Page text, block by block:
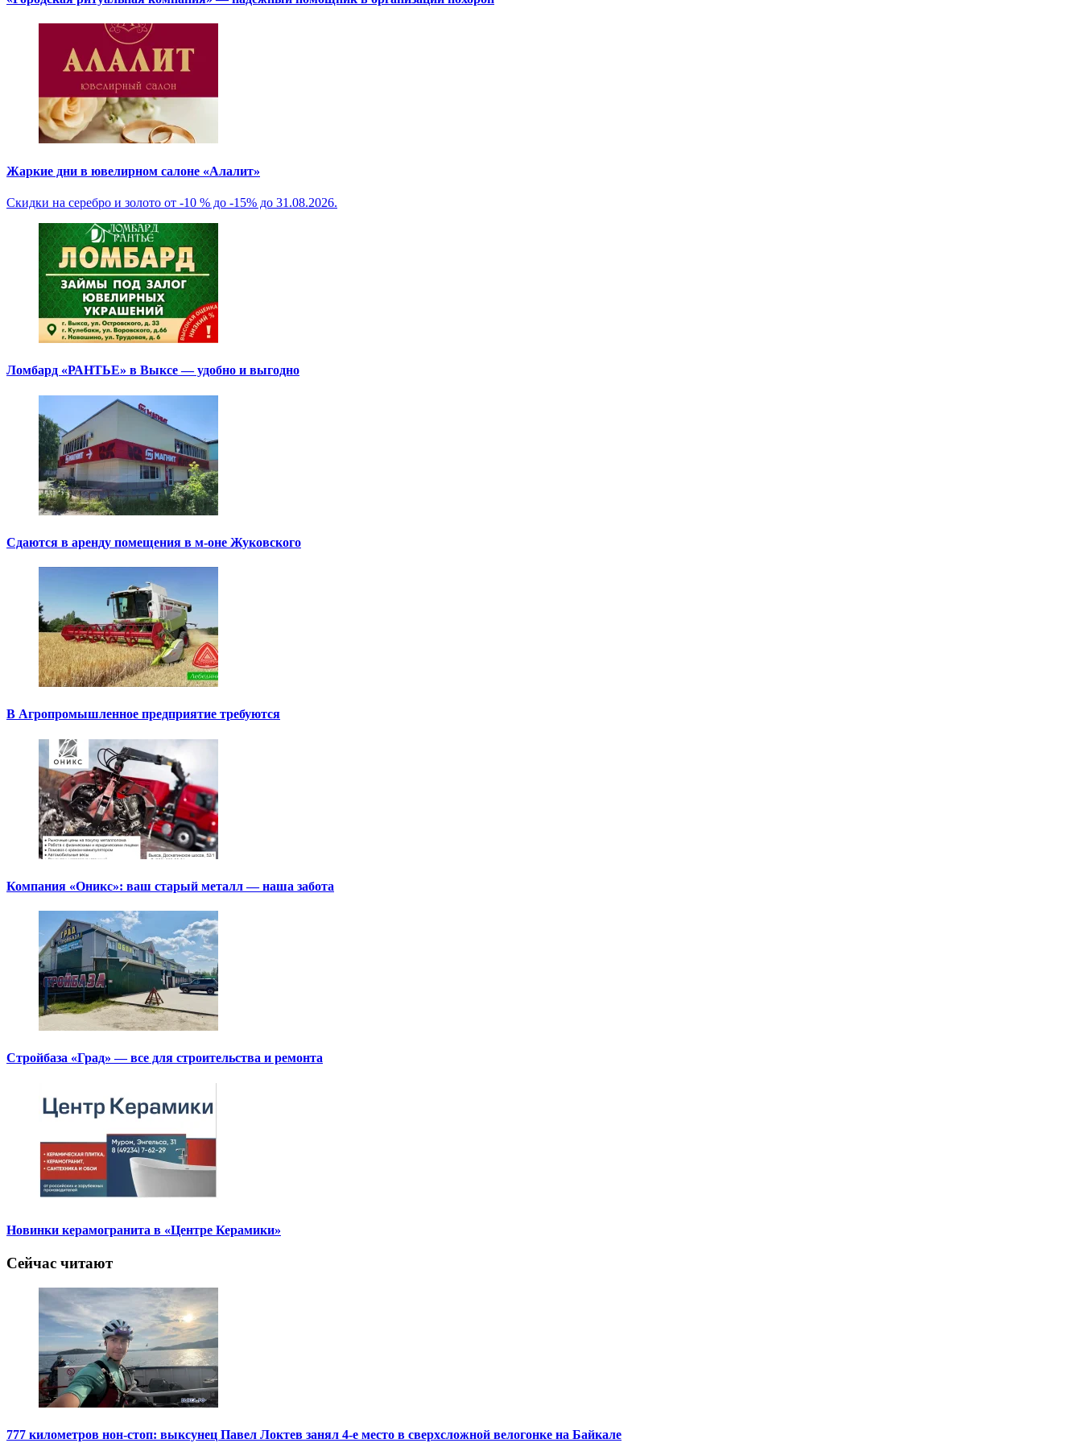
Жаркие дни в ювелирном салоне «Алалит»
Скидки на серебро и золото от -10 % до -15% до 31.08.2026.
Ломбард «РАНТЬЕ» в Выксе — удобно и выгодно
Сдаются в аренду помещения в м-оне Жуковского
В Агропромышленное предприятие требуются
Компания «Оникс»: ваш старый металл — наша забота
Стройбаза «Град» — все для строительства и ремонта
Новинки керамогранита в «Центре Керамики»
Сейчас читают
777 километров нон-стоп: выксунец Павел Локтев занял 4-е место в сверхсложной велогонке на Байкале